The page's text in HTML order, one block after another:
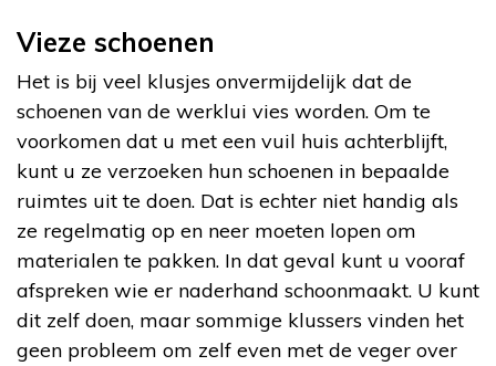
Vieze schoenen
Het is bij veel klusjes onvermijdelijk dat de
schoenen van de werklui vies worden. Om te
voorkomen dat u met een vuil huis achterblijft,
kunt u ze verzoeken hun schoenen in bepaalde
ruimtes uit te doen. Dat is echter niet handig als
ze regelmatig op en neer moeten lopen om
materialen te pakken. In dat geval kunt u vooraf
afspreken wie er naderhand schoonmaakt. U kunt
dit zelf doen, maar sommige klussers vinden het
geen probleem om zelf even met de veger over